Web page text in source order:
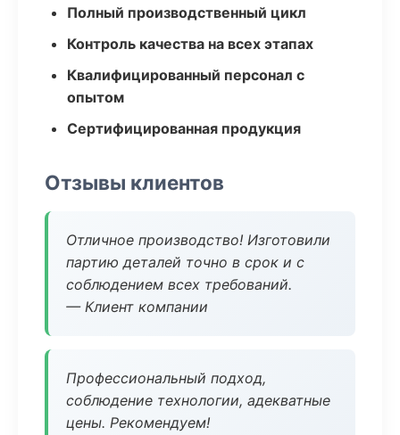
Полный производственный цикл
Контроль качества на всех этапах
Квалифицированный персонал с
опытом
Сертифицированная продукция
Отзывы клиентов
Отличное производство! Изготовили
партию деталей точно в срок и с
соблюдением всех требований.
— Клиент компании
Профессиональный подход,
соблюдение технологии, адекватные
цены. Рекомендуем!